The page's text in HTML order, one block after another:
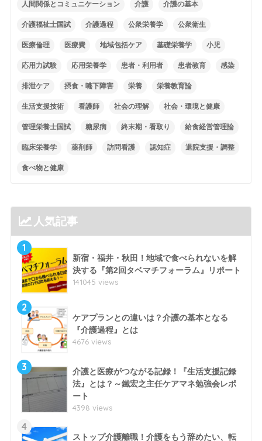
人間関係とコミュニケーション 介護 介護の基本
介護福祉士国試 介護過程 公衆栄養学 公衆衛生
医療倫理 医療費 地域包括ケア 基礎栄養学 小児
応用力試験 応用栄養学 患者・利用者 患者教育 感染
排泄ケア 摂食・嚥下障害 栄養 栄養教育論
生活支援技術 看護師 社会の理解 社会・環境と健康
管理栄養士国試 糖尿病 終末期・看取り 給食経営管理論
臨床栄養学 薬剤師 訪問看護 認知症 退院支援・調整
食べ物と健康
人気記事
1
新宿・福井・秋田！地域で食べられないを解
決する『第2回タベマチフォーラム』リポート
141045 views
2
ケアプランとの違いは？介護の基本となる
『介護過程』とは
4676 views
3
介護と医療がつながる記録！『生活支援記録
法』とは？～鐵宏之主任ケアマネ勉強会レポ
ート
4398 views
4
ストップ介護離職！介護をもう辞めたい、転